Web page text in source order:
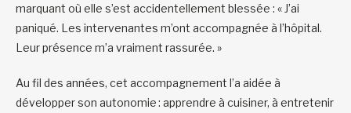
marquant où elle s’est accidentellement blessée : « J’ai
paniqué. Les intervenantes m’ont accompagnée à l’hôpital.
Leur présence m’a vraiment rassurée. »
Au fil des années, cet accompagnement l’a aidée à
développer son autonomie : apprendre à cuisiner, à entretenir